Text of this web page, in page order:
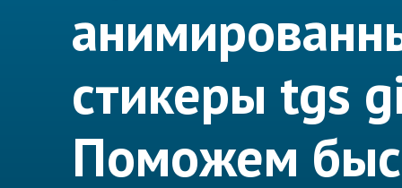
стикеры tgs
Поможем